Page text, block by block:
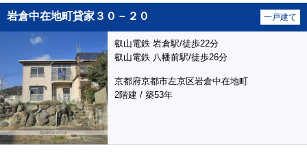
岩倉中在地町貸家３０－２０ 一戸建て
叡山電鉄 岩倉駅/徒歩22分
叡山電鉄 八幡前駅/徒歩26分
京都府京都市左京区岩倉中在地町
2階建 / 築53年